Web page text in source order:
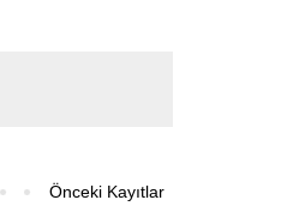
Önceki Kayıtlar